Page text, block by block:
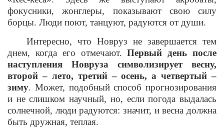
фокусники, жонглеры, показывают свою силу
борцы. Люди поют, танцуют, радуются от души.
Интересно, что Новруз не завершается тем
днем, когда его отмечают.Первый день после
наступления Новруза символизирует весну,
второй – лето, третий – осень, а четвертый –
зиму. Может, подобный способ прогнозирования
и не слишком научный, но, если погода выдалась
солнечной, люди радуются: значит, и весна должна
быть дружная, теплая.